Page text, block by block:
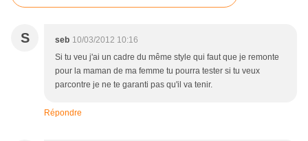
S seb 10/03/2012 10:16
Si tu veu j'ai un cadre du même style qui faut que je remonte
pour la maman de ma femme tu pourra tester si tu veux
parcontre je ne te garanti pas qu'il va tenir.
Répondre